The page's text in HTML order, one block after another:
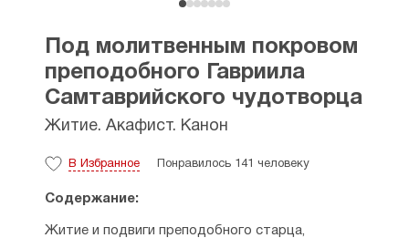
Под молитвенным покровом
преподобного Гавриила
Самтаврийского чудотворца
Житие. Акафист. Канон
В Избранное Понравилось 141 человеку
Содержание:
Житие и подвиги преподобного старца,